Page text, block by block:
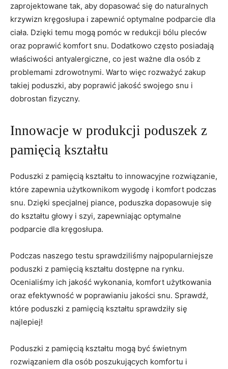
zaprojektowane tak, aby dopasować się do‍ naturalnych
krzywizn kręgosłupa i zapewnić optymalne podparcie​ dla
⁣ciała. Dzięki temu mogą ‌pomóc‌ w redukcji bólu pleców
oraz poprawić komfort snu. Dodatkowo często posiadają
właściwości ​antyalergiczne,​ co jest⁢ ważne dla osób z
problemami zdrowotnymi. Warto więc rozważyć zakup ​
takiej poduszki,⁣ aby poprawić ​jakość swojego snu i
dobrostan fizyczny.
Innowacje w produkcji poduszek z
pamięcią kształtu
Poduszki z pamięcią kształtu to ⁢innowacyjne rozwiązanie,
które zapewnia użytkownikom wygodę i komfort podczas
snu. Dzięki specjalnej ‌piance, poduszka dopasowuje się
do kształtu głowy i szyi, zapewniając optymalne
podparcie dla kręgosłupa.
Podczas naszego testu sprawdziliśmy najpopularniejsze
poduszki z pamięcią⁣ kształtu dostępne na rynku.
Ocenialiśmy ich jakość wykonania, komfort użytkowania
oraz efektywność w poprawianiu jakości snu. Sprawdź,
które poduszki z pamięcią kształtu sprawdziły się
najlepiej!
Poduszki z ⁤pamięcią⁤ kształtu mogą być świetnym
rozwiązaniem⁣ dla osób poszukujących komfortu i